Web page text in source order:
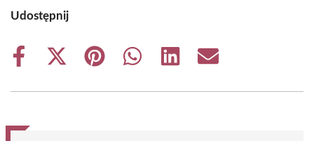
Udostępnij
Share
Share
(Twitter)
Share
Share
Share
Share